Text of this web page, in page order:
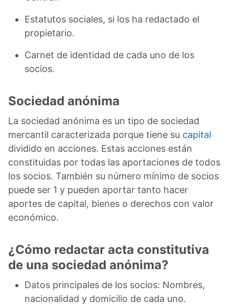
Estatutos sociales, si los ha redactado el
propietario.
Carnet de identidad de cada uno de los
socios.
Sociedad anónima
La sociedad anónima es un tipo de sociedad
mercantil caracterizada porque tiene su capital
dividido en acciones. Estas acciones están
constituidas por todas las aportaciones de todos
los socios. También su número mínimo de socios
puede ser 1 y pueden aportar tanto hacer
aportes de capital, bienes o derechos con valor
económico.
¿Cómo redactar acta constitutiva
de una sociedad anónima?
Datos principales de los socios: Nombres,
nacionalidad y domicilio de cada uno.